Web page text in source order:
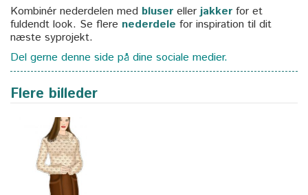
Kombinér nederdelen med bluser eller jakker for et
fuldendt look. Se flere nederdele for inspiration til dit
næste syprojekt.
Del gerne denne side på dine sociale medier.
Flere billeder